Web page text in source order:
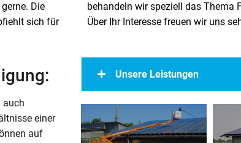
Über Ihr Interesse freuen wir uns
auch
einer
auf
Unsere Leistungen